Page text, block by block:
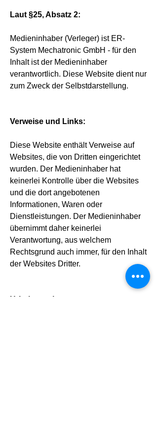
Laut §25, Absatz 2:
Medieninhaber (Verleger) ist ER-
System Mechatronic GmbH - für den
Inhalt ist der Medieninhaber
verantwortlich. Diese Website dient nur
zum Zweck der Selbstdarstellung.
Verweise und Links:
Diese Website enthält Verweise auf
Websites, die von Dritten eingerichtet
wurden. Der Medieninhaber hat
keinerlei Kontrolle über die Websites
und die dort angebotenen
Informationen, Waren oder
Dienstleistungen. Der Medieninhaber
übernimmt daher keinerlei
Verantwortung, aus welchem
Rechtsgrund auch immer, für den Inhalt
der Websites Dritter.
Urheberrecht: